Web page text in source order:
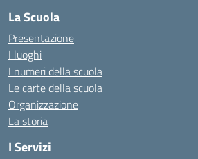
La Scuola
Presentazione
I luoghi
I numeri della scuola
Le carte della scuola
Organizzazione
La storia
I Servizi